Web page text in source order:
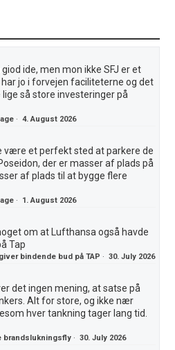
giod ide, men mon ikke SFJ er et
har jo i forvejen faciliteterne og det
så store investeringer på
·4. August 2026
være et perfekt sted at parkere de
der er masser af plads på
af plads til at bygge flere
· 1. August 2026
om at Lufthansa også havde
Tap
bindende bud på TAP ·30. July 2026
det ingen mening, at satse på
Alt for store, og ikke nær
hver tankning tager lang tid.
brandslukningsfly ·30. July 2026